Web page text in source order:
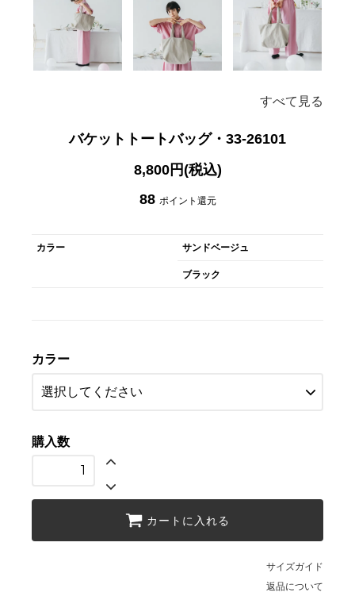
すべて見る
バケットトートバッグ・33-26101
8,800円(税込)
88 ポイント還元
カラー サンドベージュ
ブラック
カラー
購入数
カートに入れる
サイズガイド
返品について